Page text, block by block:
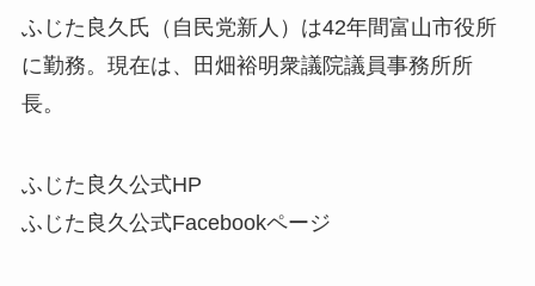
ふじた良久氏（自民党新人）は42年間富山市役所
に勤務。現在は、田畑裕明衆議院議員事務所所
長。
ふじた良久公式HP
ふじた良久公式Facebookページ